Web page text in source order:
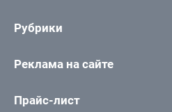
Рубрики
Реклама на сайте
Прайс-лист